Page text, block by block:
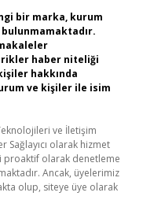
bir marka, kurum
haber niteliği
hakkında
ve kişiler ile isim
ve İletişim
Sağlayıcı olarak hizmet
proaktif olarak denetleme
Ancak, üyelerimiz
olup, siteye üye olarak